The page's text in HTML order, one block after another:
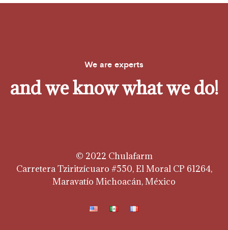
We are experts
and we know what we do!
© 2022 Chulafarm
Carretera Tziritzícuaro #550, El Moral CP 61264,
Maravatío Michoacán, México